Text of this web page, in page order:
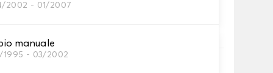
2002 - 01/2007
manuale
1995 - 03/2002